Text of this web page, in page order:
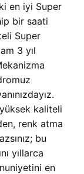
en iyi Super
bir saati
Super
3 yıl
kaliteli
renk atma
bu
yıllarca
en